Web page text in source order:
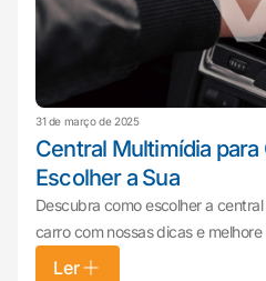
31 de março de 2025
Central Multimídia
Escolher a Sua
Descubra como escolher a
carro com nossas dicas e
Ler